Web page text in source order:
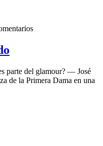
parte del glamour? — José
de la Primera Dama en una